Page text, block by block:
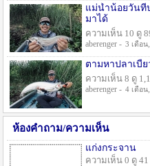
แม่น้ำน้อยวันที่
มาได้
ความเห็น 10 ดู
aberenger - 3 เดือน
ตามหาปลาเบี้
ความเห็น 8 ดู
aberenger - 4 เดือน
ห้องคำถาม/ความเห็น
แก่งกระจาน
ความเห็น 0 ดู 41